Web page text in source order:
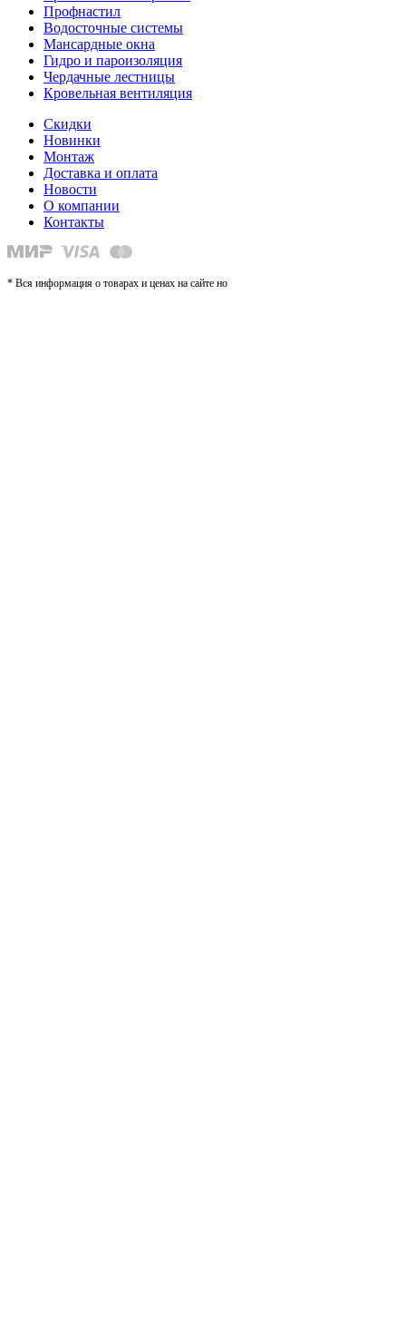
Профнастил
Водосточные системы
Мансардные окна
Гидро и пароизоляция
Чердачные лестницы
Кровельная вентиляция
Скидки
Новинки
Монтаж
Доставка и оплата
Новости
О компании
Контакты
* Вся информация о товарах и ценах на сайте но